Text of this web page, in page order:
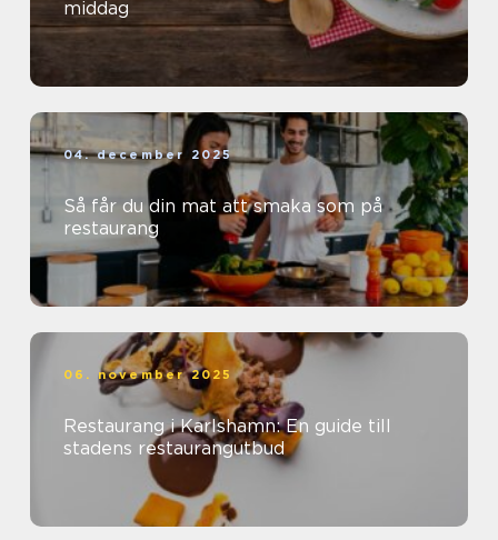
middag
04. december 2025
Så får du din mat att smaka som på
restaurang
06. november 2025
Restaurang i Karlshamn: En guide till
stadens restaurangutbud